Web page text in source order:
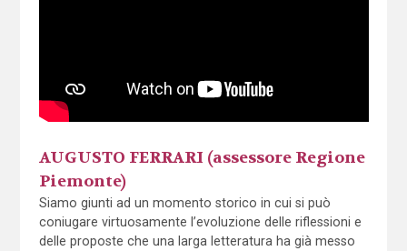
AUGUSTO FERRARI (assessore Regione
Piemonte)
Siamo giunti ad un momento storico in cui si può
coniugare virtuosamente l’evoluzione delle riflessioni e
delle proposte che una larga letteratura ha già messo